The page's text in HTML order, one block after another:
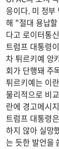
응이다. 미 정부
해 "절대 용납
다고 로이터통
트럼프 대통령
차 튀르키예 앙
회가 단행돼 주
튀르키예는 이
물리적으로 비
란에 경고메시
트럼프 대통령
하지 않아 실망
는 듯한 발언을